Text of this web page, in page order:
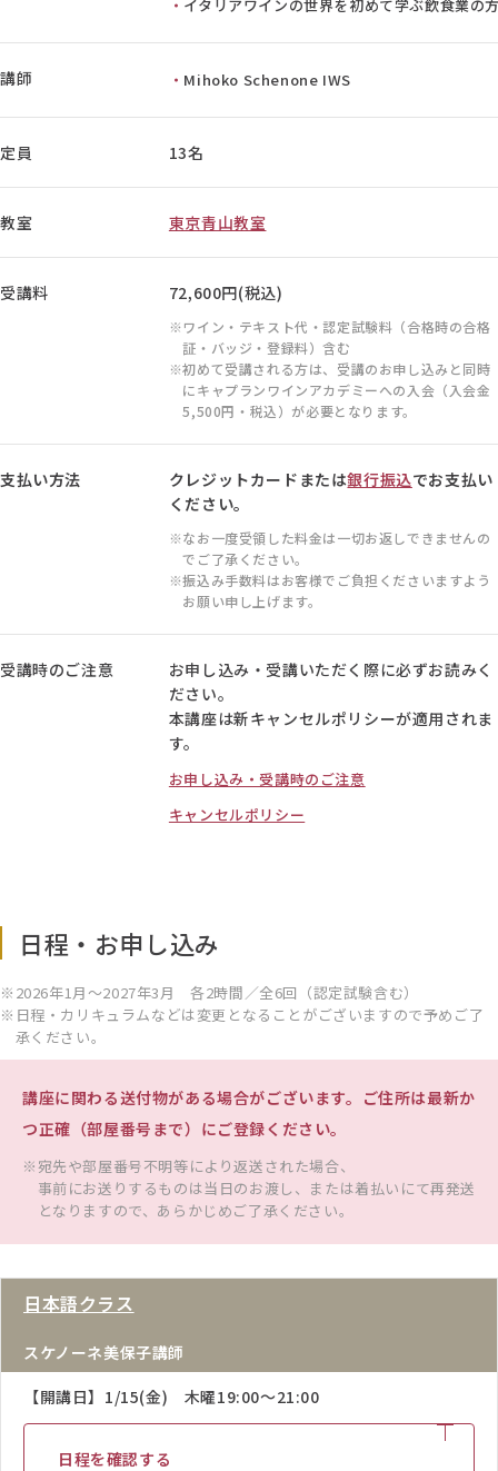
イタリアワインの世界を初めて学ぶ飲食業の
講師 Mihoko Schenone IWS
定員 13名
教室 東京青山教室
受講料 72,600円(税込)
ワイン・テキスト代・認定試験料（合格時の合格
証・バッジ・登録料）含む
初めて受講される方は、受講のお申し込みと同時
にキャプランワインアカデミーへの入会（入会金
5,500円・税込）が必要となります。
支払い方法 クレジットカードまたは銀行振込でお支払い
ください。
なお一度受領した料金は一切お返しできませんの
でご了承ください。
振込み手数料はお客様でご負担くださいますよう
お願い申し上げます。
受講時のご注意
お申し込み・受講いただく際に必ずお読みく
ださい。
本講座は新キャンセルポリシーが適用されま
す。
お申し込み・受講時のご注意
キャンセルポリシー
日程・お申し込み
2026年1月～2027年3月 各2時間／全6回（認定試験含む）
日程・カリキュラムなどは変更となることがございますので予めご了
承ください。
講座に関わる送付物がある場合がございます。ご住所は最新か
つ正確（部屋番号まで）にご登録ください。
宛先や部屋番号不明等により返送された場合、
事前にお送りするものは当日のお渡し、または着払いにて再発送
となりますので、あらかじめご了承ください。
日本語クラス
スケノーネ美保子講師
【開講日】1/15(金) 木曜19:00～21:00
日程を確認する